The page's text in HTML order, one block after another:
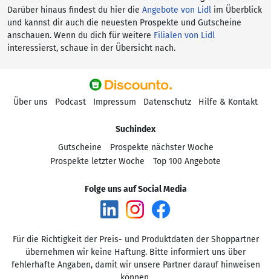
Darüber hinaus findest du hier die Angebote von Lidl im Überblick
und kannst dir auch die neuesten Prospekte und Gutscheine
anschauen. Wenn du dich für weitere Filialen von Lidl
interessierst, schaue in der Übersicht nach.
Über uns Podcast Impressum Datenschutz Hilfe & Kontakt
Suchindex
Gutscheine
Prospekte nächster Woche
Prospekte letzter Woche
Top 100 Angebote
Folge uns auf Social Media
Für die Richtigkeit der Preis- und Produktdaten der Shoppartner
übernehmen wir keine Haftung. Bitte informiert uns über
fehlerhafte Angaben, damit wir unsere Partner darauf hinweisen